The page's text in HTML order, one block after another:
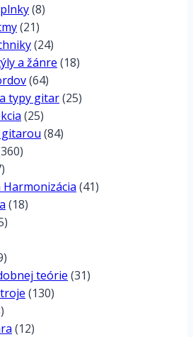
(8)
(21)
(24)
a žánre (18)
(64)
typy gitar(25)
(25)
gitarou (84)
(41)
(18)
teórie (31)
(130)
(12)